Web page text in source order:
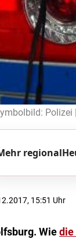
Polizei
15:51 Uhr
Wie die